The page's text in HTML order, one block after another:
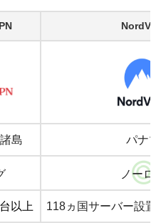
島 パナマ
ノーロ
以上 118ヵ国サーバー設置